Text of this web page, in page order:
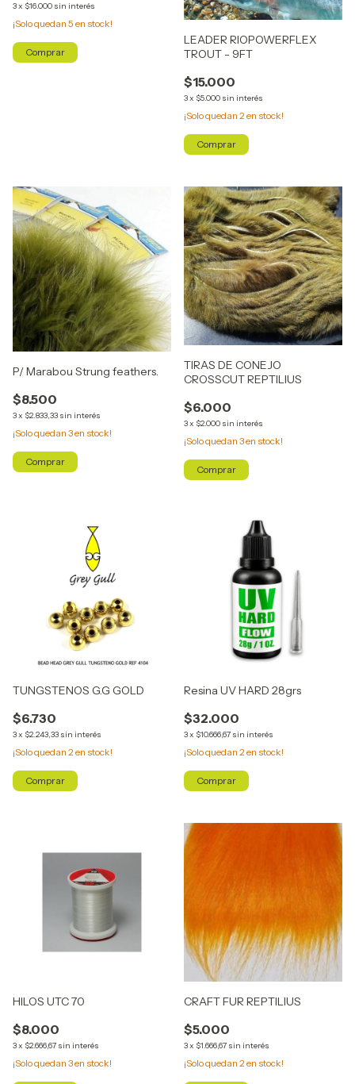
3x $16.000 sin interés
¡Solo quedan 5 en stock!
Comprar
LEADER RIOPOWERFLEX
TROUT - 9FT
$15.000
3x $5.000 sin interés
¡Solo quedan 2 en stock!
Comprar
P/ Marabou Strung feathers.
$8.500
3x $2.833,33 sin interés
¡Solo quedan 3en stock!
Comprar
TIRAS DE CONEJO
CROSSCUT REPTILIUS
$6.000
3x $2.000 sin interés
¡Solo quedan 3en stock!
Comprar
TUNGSTENOS G.G GOLD
$6.730
3x $2.243,33 sin interés
¡Solo quedan 2 en stock!
Comprar
Resina UV HARD 28grs
$32.000
3x $10.666,67 sin interés
¡Solo quedan 2 en stock!
Comprar
HILOS UTC 70
$8.000
3x $2.666,67 sin interés
¡Solo quedan 3en stock!
CRAFT FUR REPTILIUS
$5.000
3x $1.666,67 sin interés
¡Solo quedan 2 en stock!